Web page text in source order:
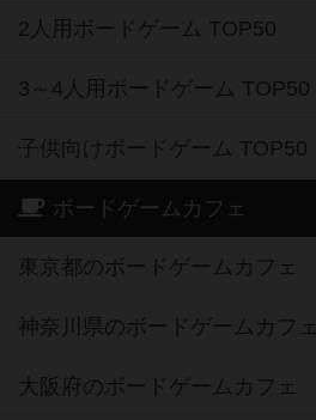
2人用ボードゲーム TOP50
3～4人用ボードゲーム TOP50
子供向けボードゲーム TOP50
ボードゲームカフェ
東京都のボードゲームカフェ
神奈川県のボードゲームカフェ
大阪府のボードゲームカフェ